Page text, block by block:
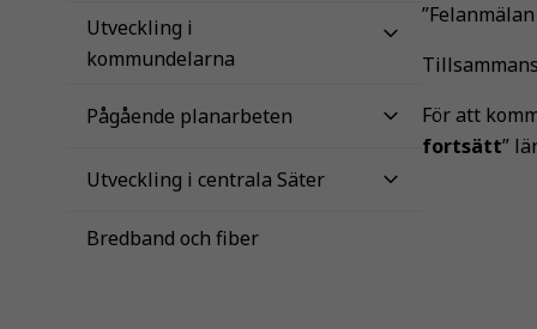
Utveckling i
kommundelarna
Pågående planarbeten
Utveckling i centrala Säter
Bredband och fiber
För att
fortsätt”